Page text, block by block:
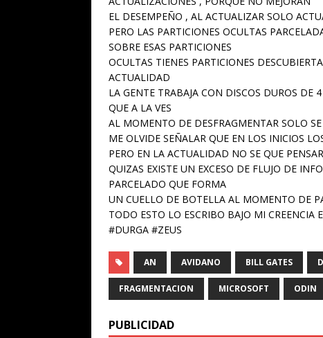
EL DESEMPEÑO , AL ACTUALIZAR SOLO
PERO LAS PARTICIONES OCULTAS
SOBRE ESAS PARTICIONES
OCULTAS TIENES PARTICIONES
ACTUALIDAD
LA GENTE TRABAJA CON DISCOS DUROS
QUE A LA VES
AL MOMENTO DE DESFRAGMENTAR SOLO
ME OLVIDE SEÑALAR QUE EN LOS INICIOS
PERO EN LA ACTUALIDAD NO SE QUE PENSAR
QUIZAS EXISTE UN EXCESO DE FLUJO DE
PARCELADO QUE FORMA
UN CUELLO DE BOTELLA AL MOMENTO DE
TODO ESTO LO ESCRIBO BAJO MI
#DURGA #ZEUS
AN AVIDANO BILL GATES
FRAGMENTACION MICROSOFT ODIN
PUBLICIDAD